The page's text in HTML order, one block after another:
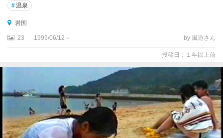
#温泉
岩国
23 1999/06/12～ by 風遊さん
投稿日：１年以上前